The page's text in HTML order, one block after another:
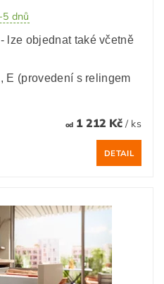
dnů
- lze objednat také včetně
E (provedení s relingem
od1 212 Kč / ks
DETAIL